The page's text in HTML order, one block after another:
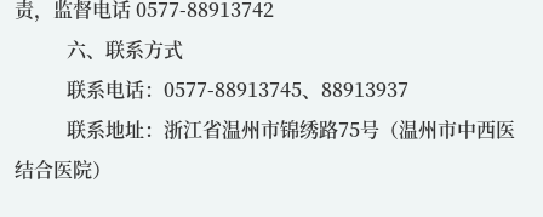
责，监督电话0577-88913742
六、联系方式
联系电话： 0577-88913745、 88913937
联系地址：浙江省温州市锦绣路75号（温州市中西医
结合医院）